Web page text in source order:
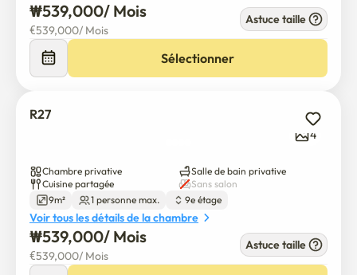
₩539,000/ Mois
€539,000/ Mois
Astuce taille
Sélectionner
R27
4
Chambre privative
Salle de bain privative
Cuisine partagée
Sans salon
9m²
1 personne max. 9e étage
Voir tous les détails de la chambre
₩539,000/ Mois
€539,000/ Mois
Astuce taille